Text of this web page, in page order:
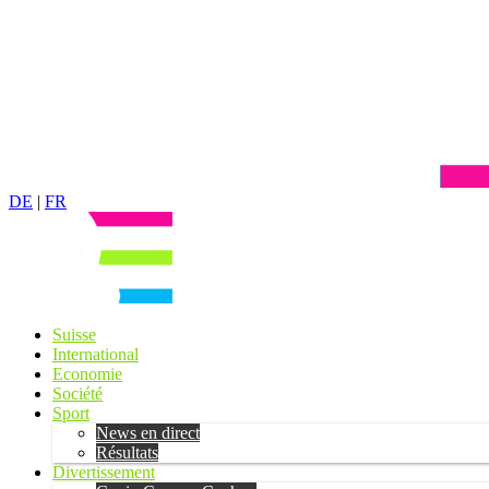
DE | FR
Suisse
International
Economie
Société
Sport
News en direct
Résultats
Divertissement